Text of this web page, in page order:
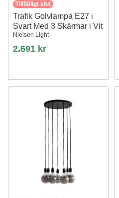
Tillfälligt slut
Trafik Golvlampa E27 i
Svart Med 3 Skärmar i Vit
Nielsen Light
2.691 kr